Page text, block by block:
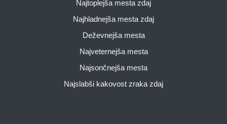
Najtoplejša mesta zdaj
Najhladnejša mesta zdaj
Deževnejša mesta
Najveternejša mesta
Najsončnejša mesta
Najslabši kakovost zraka zdaj